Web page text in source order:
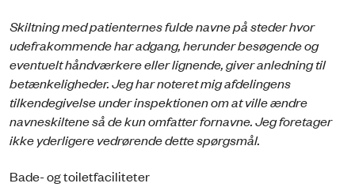
Skiltning med patienternes fulde navne på steder hvor
udefrakommende har adgang, herunder besøgende og
eventuelt håndværkere eller lignende, giver anledning til
betænkeligheder.Jeg har noteret mig afdelingens
tilkendegivelse under inspektionen om at ville ændre
navneskiltene så de kun omfatter fornavne. Jeg foretager
ikke yderligere vedrørende dette spørgsmål.
Bade- og toiletfaciliteter